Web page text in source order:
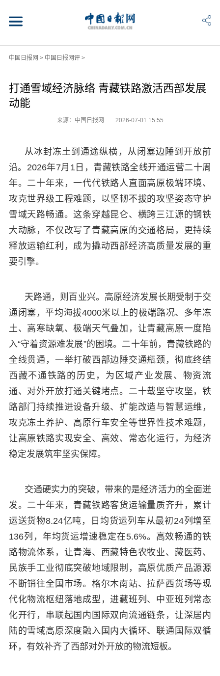
中国日报网 > 中国日报网评>
打通雪域经济脉络 青藏铁路激活西部发展
动能
来源：中国日报网 2026-07-01 15:55
从冰封冻土到通途纵横，从闭塞边陲到开放前
沿。2026年7月1日，青藏铁路全线开通运营二十周
年。二十年来，一代代铁路人直面高原极端环境、
攻克世界级工程难题，以坚韧不拔的攻坚姿态守护
雪域天路畅通。这条穿越昆仑、横跨三江源的钢铁
大动脉，不仅改写了青藏高原的交通格局，更持续
释放运输红利，成为撬动西部经济高质量发展的重
要引擎。
天路通，则百业兴。高原经济发展长期受制于交
通闭塞，平均海拔4000米以上的极端路况、多年冻
土、高寒缺氧、极端天气叠加，让青藏高原一度陷
入“守着资源难发展”的困境。二十年前，青藏铁路的
全线贯通，一举打破西部边陲交通瓶颈，彻底终结
西藏不通铁路的历史，为区域产业发展、物资流
通、对外开放打通关键堵点。二十载坚守攻坚，铁
路部门持续推进设备升级、扩能改造与智慧运维，
攻克冻土养护、高原行车安全等世界性技术难题，
让高原铁路实现安全、高效、常态化运行，为经济
稳定发展筑牢坚实保障。
交通硬实力的突破，带来的是经济活力的全面迸
发。二十年来，青藏铁路客货运输量质齐升，累计
运送货物8.24亿吨，日均货运列车从最初24列增至
136列，年均货运增速稳定在5.6%。高效畅通的铁
路物流体系，让青海、西藏特色农牧业、藏医药、
民族手工业彻底突破地域限制，高原优质产品源源
不断销往全国市场。格尔木南站、拉萨西货场等现
代化物流枢纽落地成型，进藏班列、中亚班列常态
化开行，串联起国内国际双向流通链条，让深居内
陆的雪域高原深度融入国内大循环、联通国际双循
环，有效补齐了西部对外开放的物流短板。